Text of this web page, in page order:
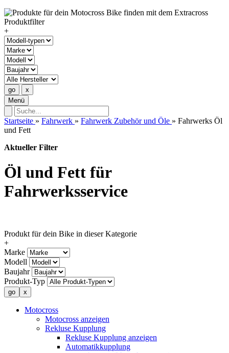
+
Menü
Startseite » Fahrwerk » Fahrwerk Zubehör und Öle » Fahrwerks Öl
und Fett
Aktueller Filter
Öl und Fett für
Fahrwerksservice
Produkt für dein Bike in dieser Kategorie
+
Marke
Modell
Baujahr
Produkt-Typ
Motocross
Motocross anzeigen
Rekluse Kupplung
Rekluse Kupplung anzeigen
Automatikkupplung